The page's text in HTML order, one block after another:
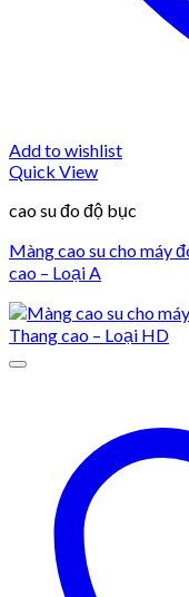
Add to wishlist
Quick View
cao su đo độ bục
Màng cao su cho máy
cao – Loại A